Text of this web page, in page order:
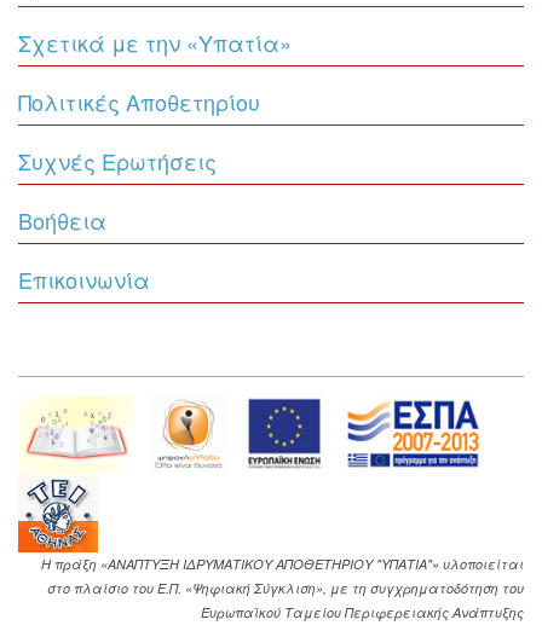
Σχετικά με την «Υπατία»
Πολιτικές Αποθετηρίου
Συχνές Ερωτήσεις
Βοήθεια
Επικοινωνία
Η πράξη «ΑΝΑΠΤΥΞΗ ΙΔΡΥΜΑΤΙΚΟΥ ΑΠΟΘΕΤΗΡΙΟΥ "ΥΠΑΤΙΑ"» υλοποιείται
στο πλαίσιο του Ε.Π. «Ψηφιακή Σύγκλιση», με τη συγχρηματοδότηση του
Ευρωπαϊκού Ταμείου Περιφερειακής Ανάπτυξης